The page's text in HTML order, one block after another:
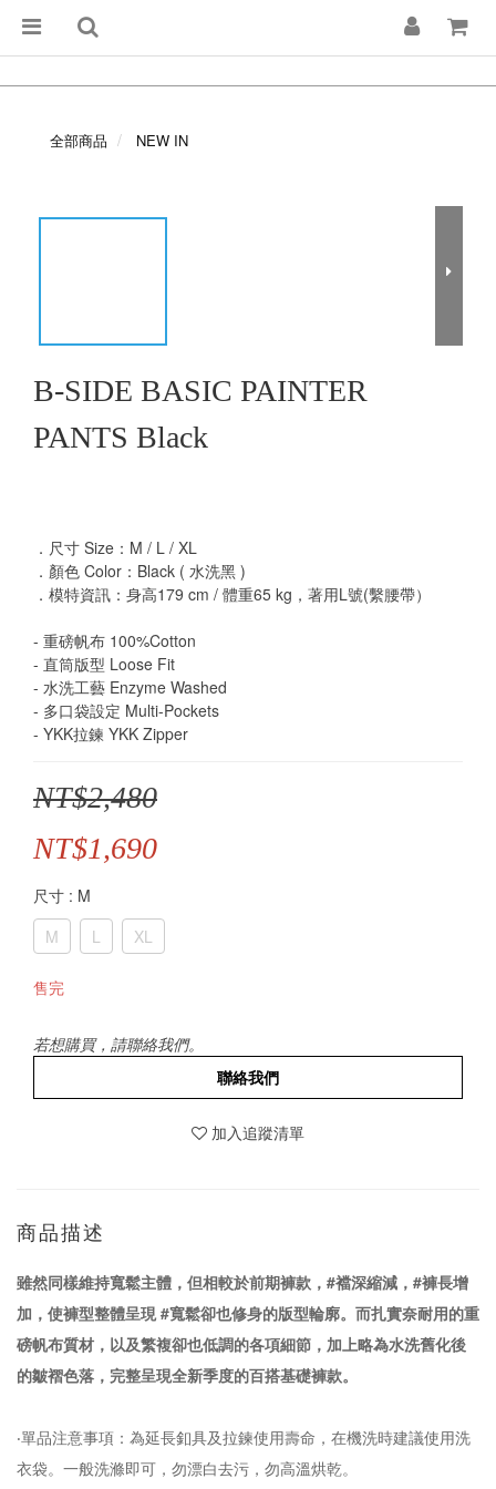
全部商品 NEW IN
B-SIDE BASIC PAINTER
PANTS Black
．尺寸 Size：M / L / XL
．顏色 Color：Black ( 水洗黑 )
．模特資訊：身高179 cm / 體重65 kg，著用L號(繫腰帶）
- 重磅帆布 100%Cotton
- 直筒版型 Loose Fit
- 水洗工藝 Enzyme Washed
- 多口袋設定 Multi-Pockets
- YKK拉鍊 YKK Zipper
NT$2,480
NT$1,690
尺寸 : M
M
L XL
售完
若想購買，請聯絡我們。
聯絡我們
加入追蹤清單
商品描述
雖然同樣維持寬鬆主體，但相較於前期褲款，#襠深縮減，#褲長增
加，使褲型整體呈現 #寬鬆卻也修身的版型輪廓。而扎實奈耐用的重
磅帆布質材，以及繁複卻也低調的各項細節，加上略為水洗舊化後
的皺褶色落，完整呈現全新季度的百搭基礎褲款。
‧單品注意事項：為延長釦具及拉鍊使用壽命，在機洗時建議使用洗
衣袋。一般洗滌即可，勿漂白去污，勿高溫烘乾。